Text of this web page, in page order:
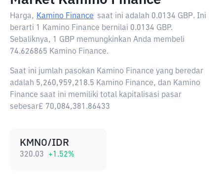
Harga, Kamino Finance saat ini adalah 0.0134 GBP. Ini
berarti 1 Kamino Finance bernilai 0.0134 GBP.
Sebaliknya, 1 GBP memungkinkan Anda membeli
74.626865 Kamino Finance.
Saat ini jumlah pasokan Kamino Finance yang beredar
adalah 5,260,959,218.5 Kamino Finance, dan Kamino
Finance saat ini memiliki total kapitalisasi pasar
sebesar£ 70,084,381.86433
KMNO/IDR
320.03 +1.52%